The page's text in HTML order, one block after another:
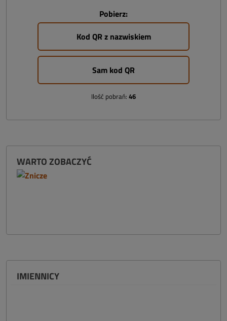
Pobierz:
Kod QR z nazwiskiem
Sam kod QR
Ilość pobrań: 46
WARTO ZOBACZYĆ
IMIENNICY